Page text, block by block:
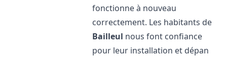
fonctionne à nouveau
correctement. Les habitants de
Bailleul nous font confiance
pour leur installation et dépan